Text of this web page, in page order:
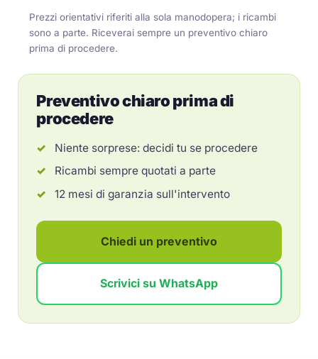
Prezzi orientativi riferiti alla sola manodopera; i ricambi
sono a parte. Riceverai sempre un preventivo chiaro
prima di procedere.
Preventivo chiaro prima di
procedere
Niente sorprese: decidi tu se procedere
Ricambi sempre quotati a parte
12 mesi di garanzia sull'intervento
Chiedi un preventivo
Scrivici su WhatsApp